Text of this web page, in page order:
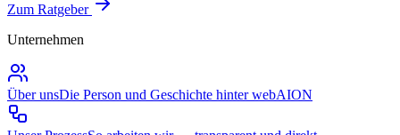
Zum Ratgeber
Unternehmen
Über unsDie Person und Geschichte hinter webAION